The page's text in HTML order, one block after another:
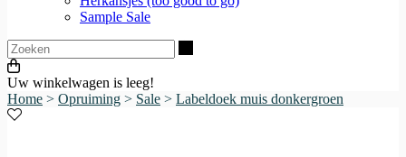
Sample Sale
Uw winkelwagen is leeg!
Home > Opruiming > Sale > Labeldoek muis donkergroen